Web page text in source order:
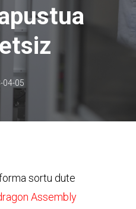
04-05
sortu dute
Assembly